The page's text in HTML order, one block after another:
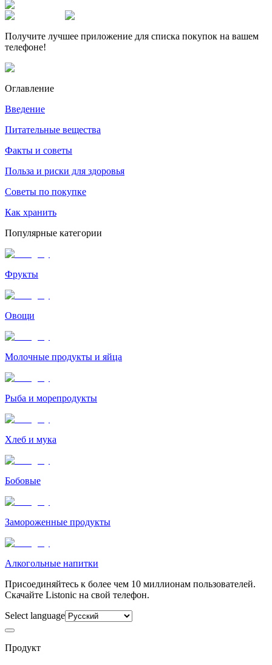
Получите лучшее приложение для списка покупок на вашем
телефоне!
Оглавление
Введение
Питательные вещества
Факты и советы
Польза и риски для здоровья
Советы по покупке
Как хранить
Популярные категории
Фрукты
Овощи
Молочные продукты и яйца
Рыба и морепродукты
Хлеб и мука
Бобовые
Замороженные продукты
Алкогольные напитки
Присоединяйтесь к более чем 10 миллионам пользователей.
Скачайте Listonic на свой телефон.
Select language
Продукт